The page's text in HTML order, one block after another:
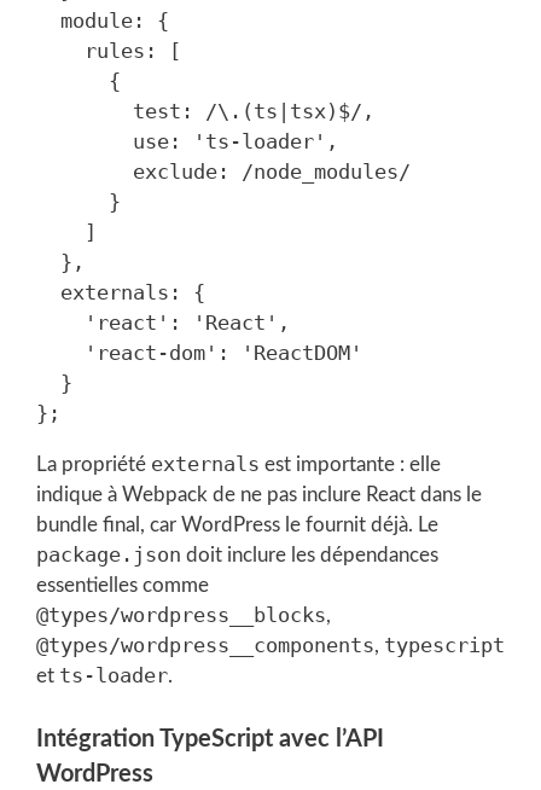
La propriété externals est importante : elle
indique à Webpack de ne pas inclure React dans le
bundle final, car WordPress le fournit déjà. Le
package.json doit inclure les dépendances
essentielles comme
@types/wordpress__blocks,
@types/wordpress__components, typescript
et ts-loader.
Intégration TypeScript avec l’API
WordPress